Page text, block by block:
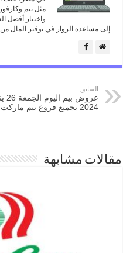
مثل بيم
واختيار أفضل
إلى مساعدة الزوار في توفير المال
السابق
عروض بيم
2024 بجميع فروع بيم ماركت
مقالات مشابهة